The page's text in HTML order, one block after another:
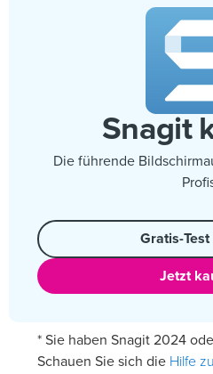
Snagit
Die führende
Gratis-
Jetzt
* Sie haben Snagit 2024
Schauen Sie sich die Hilfe